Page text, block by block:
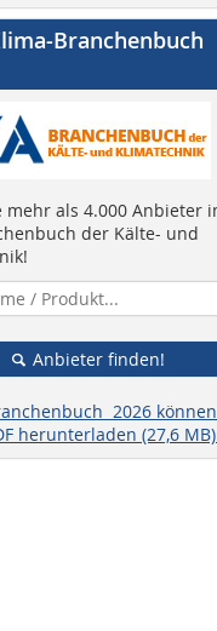
Branchenbuch
mehr als 4.000 Anbieter
der Kälte- und
Anbieter finden!
2026
herunterladen (27,6